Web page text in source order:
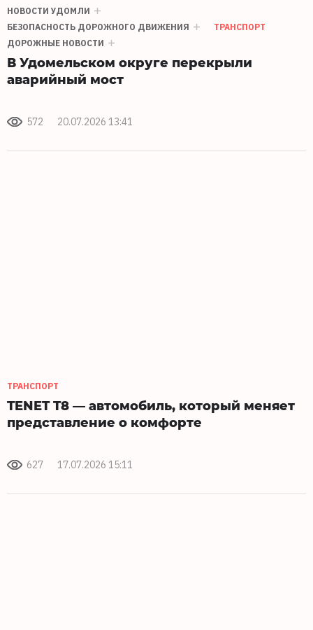
НОВОСТИ УДОМЛИ
БЕЗОПАСНОСТЬ ДОРОЖНОГО ДВИЖЕНИЯ
ТРАНСПОРТ
ДОРОЖНЫЕ НОВОСТИ
В Удомельском округе перекрыли
аварийный мост
572 20.07.2026 13:41
ТРАНСПОРТ
TENET T8 — автомобиль, который меняет
представление о комфорте
627 17.07.2026 15:11